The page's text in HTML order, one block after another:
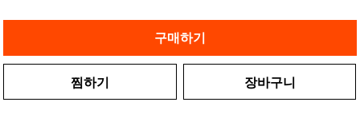
구매하기
찜하기 장바구니